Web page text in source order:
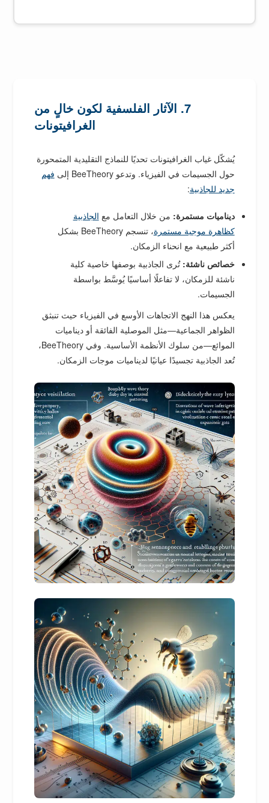
7. الآثار الفلسفية لكون خالٍ من
الغرافيتونات
يُشكّل غياب الغرافيتونات تحديًا للنماذج التقليدية المتمحورة
حول الجسيمات في الفيزياء. وتدعو BeeTheory إلى
فهم
جديد للجاذبية:
ديناميات مستمرة: من خلال التعامل مع الجاذبية
كظاهرة موجية مستمرة
، تنسجم BeeTheory بشكل
أكثر طبيعية مع انحناء الزمكان.
خصائص ناشئة: تُرى الجاذبية بوصفها خاصية كلية
ناشئة للزمكان، لا تفاعلًا أساسيًا يُوسَّط بواسطة
الجسيمات.
يعكس هذا النهج الاتجاهات الأوسع في الفيزياء حيث تنبثق
الظواهر الجماعية—مثل الموصلية الفائقة أو ديناميات
الموائع—من سلوك الأنظمة الأساسية. وفي BeeTheory،
تُعد الجاذبية تجسيدًا عيانيًا لديناميات موجات الزمكان.